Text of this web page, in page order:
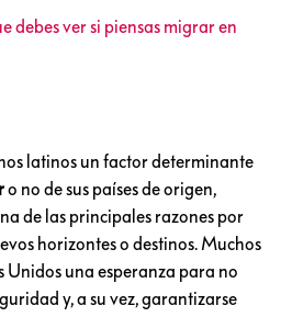
debes ver si piensas migrar en
latinos un factor determinante
o no de sus países de origen,
de las principales razones por
horizontes o destinos. Muchos
Unidos una esperanza para no
y, a su vez, garantizarse